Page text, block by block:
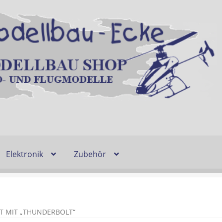
Elektronik Zubehör
Lieferzeit & Verfügbarkeit
MIT „THUNDERBOLT“